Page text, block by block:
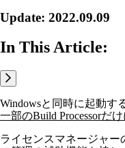
Update: 2022.09.09
In This Article:
Windowsと同時に起動す
一部のBuild Processorだ
ライセンスマネージャー